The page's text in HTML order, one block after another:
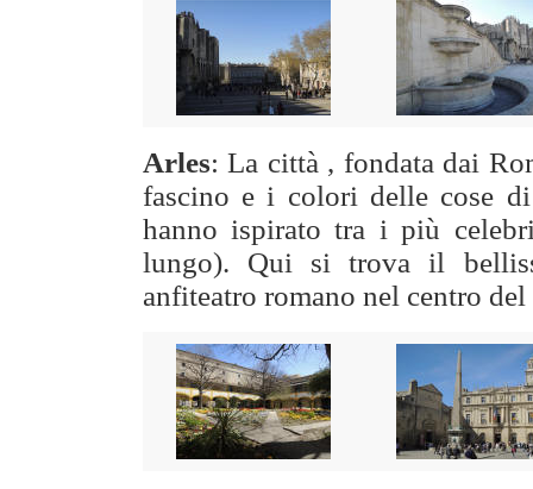
Arles: La città , fondata dai
fascino e i colori delle cose
hanno ispirato tra i più
lungo). Qui si trova il
anfiteatro romano nel centro